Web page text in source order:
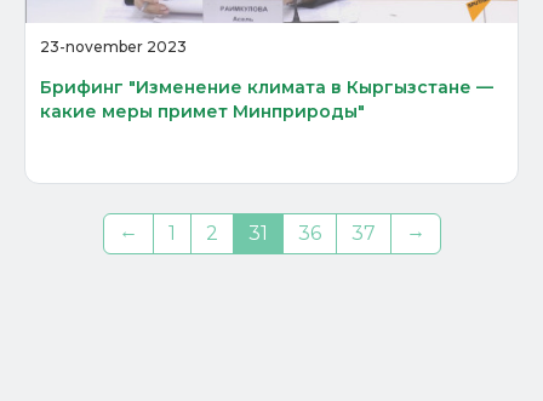
23-november 2023
Брифинг "Изменение климата в Кыргызстане —
какие меры примет Минприроды"
← 1 2 31 36 37 →